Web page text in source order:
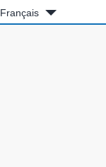
Français